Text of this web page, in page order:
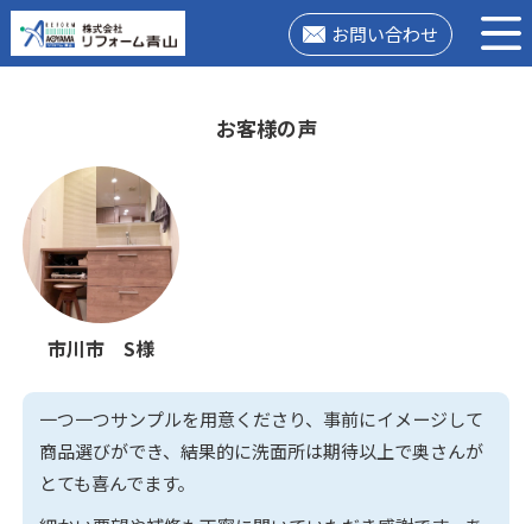
お問い合わせ
お客様の声
市川市 S様
一つ一つサンプルを用意くださり、事前にイメージして
商品選びができ、結果的に洗面所は期待以上で奥さんが
とても喜んでます。